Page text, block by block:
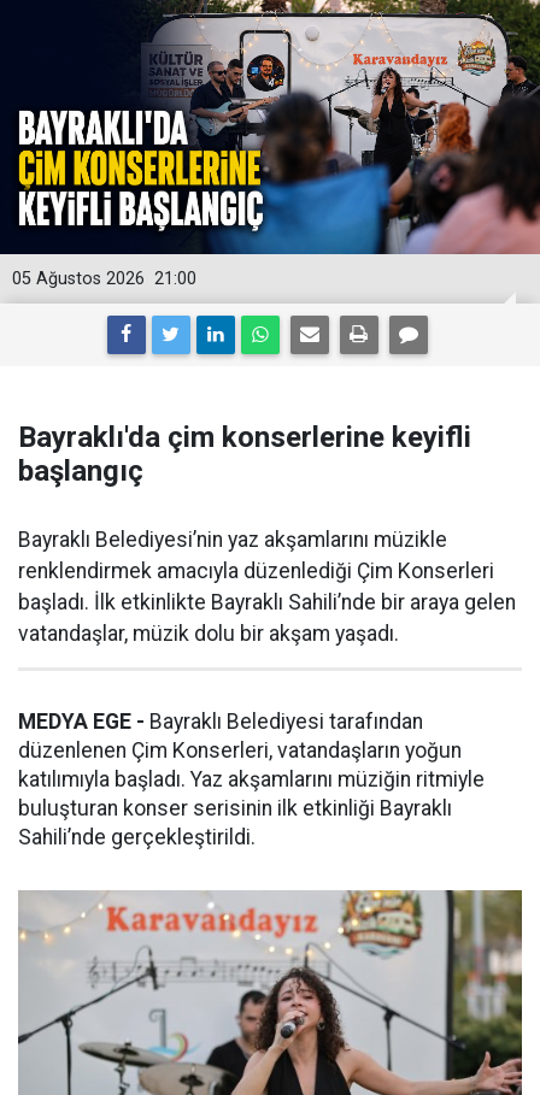
21:00
05 Ağustos 2026
Bayraklı'da çim konserlerine keyifli
başlangıç
Bayraklı Belediyesi’nin yaz akşamlarını müzikle
renklendirmek amacıyla düzenlediği Çim Konserleri
başladı. İlk etkinlikte Bayraklı Sahili’nde bir araya gelen
vatandaşlar, müzik dolu bir akşam yaşadı.
MEDYA EGE - Bayraklı Belediyesi tarafından
düzenlenen Çim Konserleri, vatandaşların yoğun
katılımıyla başladı. Yaz akşamlarını müziğin ritmiyle
buluşturan konser serisinin ilk etkinliği Bayraklı
Sahili’nde gerçekleştirildi.